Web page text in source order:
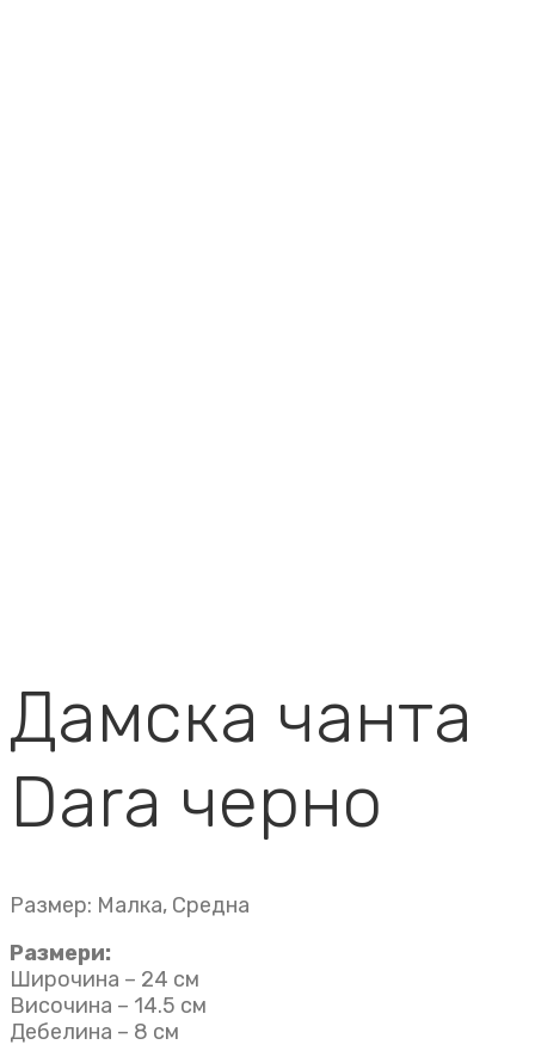
Дамска чанта
Dara черно
Размер: Малка, Средна
Размери:
Широчина – 24 см
Височина – 14.5 см
Дебелина – 8 см